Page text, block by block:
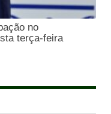
no
terça-feira